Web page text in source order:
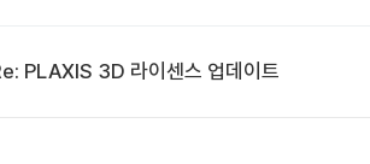
PLAXIS 3D 라이센스 업데이트